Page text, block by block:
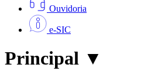
Ouvidoria
e-SIC
Principal ▼